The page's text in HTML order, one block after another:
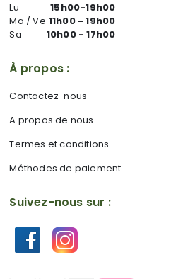
Lu
15h00-19h00
Ma / Ve 11h00 - 19h00
Sa
10h00 - 17h00
À propos :
Contactez-nous
A propos de nous
Termes et conditions
Méthodes de paiement
Suivez-nous sur :